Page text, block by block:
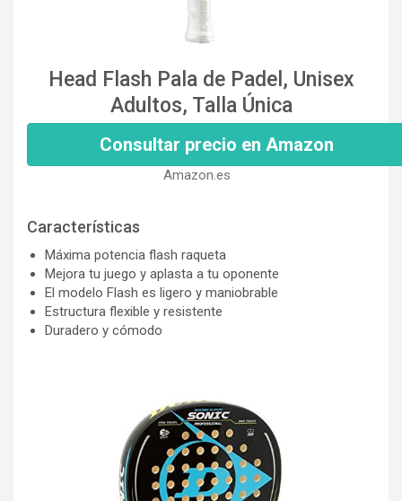
Head Flash Pala de Padel, Unisex
Adultos, Talla Única
Consultar precio en Amazon
Amazon.es
Características
Máxima potencia flash raqueta
Mejora tu juego y aplasta a tu oponente
El modelo Flash es ligero y maniobrable
Estructura flexible y resistente
Duradero y cómodo